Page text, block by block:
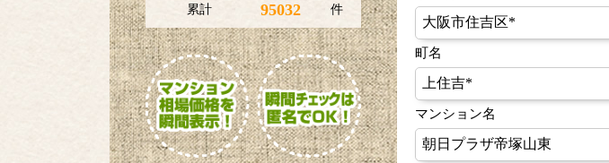
累計 95032 件
町名
マンション名